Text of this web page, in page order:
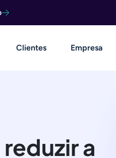
Clientes Empresa
a